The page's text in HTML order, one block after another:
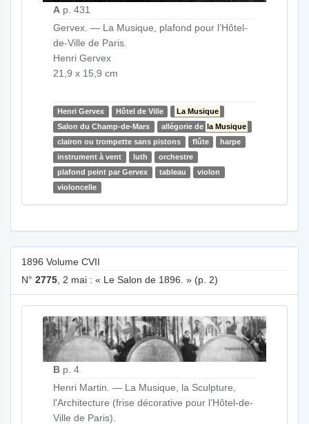
A p. 431
Gervex. — La Musique, plafond pour l’Hôtel-
de-Ville de Paris.
Henri Gervex
21,9 x 15,9 cm
Henri Gervex Hôtel de Ville
La Musique
Salon du Champ-de-Mars
allégorie de la Musique
clairon ou trompette sans pistons
flûte
harpe
instrument à vent
luth
orchestre
plafond peint par Gervex
tableau
violon
violoncelle
1896 Volume CVII
N° 2775 , 2 mai : « Le Salon de 1896. » (p. 2)
B p. 4
Henri Martin. — La Musique, la Sculpture,
l'Architecture (frise décorative pour l’Hôtel-de-
Ville de Paris).